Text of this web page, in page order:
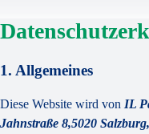
1. Allgemeines
Diese Website wird von IL
Jahnstraße 8,5020